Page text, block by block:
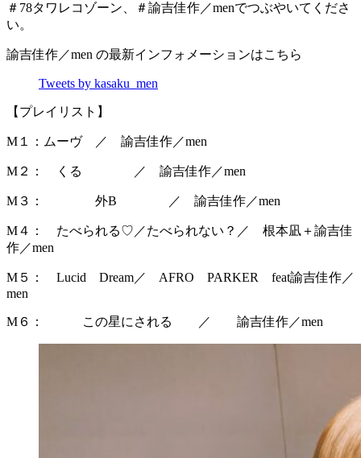
＃78タワレコゾーン、＃諭吉佳作／menでつぶやいてくださ
い。
諭吉佳作／men の最新インフォメーションはこちら
Tweets by kasaku_men
【プレイリスト】
M１：ムーヴ ／ 諭吉佳作／men
M２： くる ／ 諭吉佳作／men
M３： 外B ／ 諭吉佳作／men
M４： たべられる♡／たべられない？／ 根本凪＋諭吉佳
作／men
M５： Lucid Dream／ AFRO PARKER feat諭吉佳作／
men
M６： この星にされる ／ 諭吉佳作／men